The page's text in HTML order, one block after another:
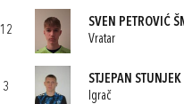
12
SVEN PETROVIĆ
Vratar
3
STJEPAN STUNJEK
Igrač